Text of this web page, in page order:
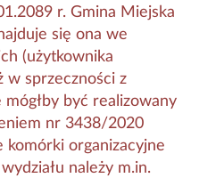
r. Gmina Miejska
się ona we
(użytkownika
w sprzeczności z
być realizowany
nr 3438/2020
komórki organizacyjne
należy m.in.